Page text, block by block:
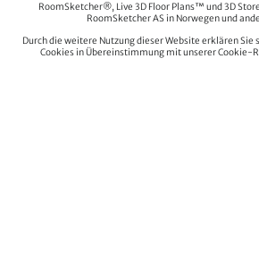
RoomSketcher®, Live 3D Floor Plans™ und 3D
RoomSketcher AS in Norwegen und
Durch die weitere Nutzung dieser Website erklären Sie
Cookies in Übereinstimmung mit unserer Cookie-